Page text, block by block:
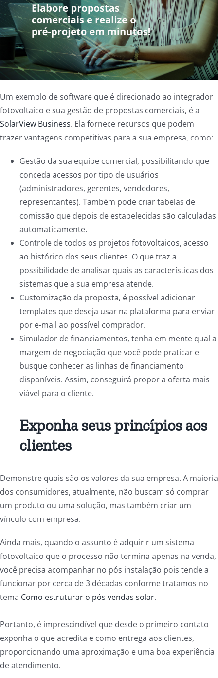
Um exemplo de software que é direcionado ao integrador
fotovoltaico e sua gestão de propostas comerciais, é a
SolarView Business. Ela fornece recursos que podem
trazer vantagens competitivas para a sua empresa, como:
Gestão da sua equipe comercial, possibilitando que
conceda acessos por tipo de usuários
(administradores, gerentes, vendedores,
representantes). Também pode criar tabelas de
comissão que depois de estabelecidas são calculadas
automaticamente.
Controle de todos os projetos fotovoltaicos, acesso
ao histórico dos seus clientes. O que traz a
possibilidade de analisar quais as características dos
sistemas que a sua empresa atende.
Customização da proposta, é possível adicionar
templates que deseja usar na plataforma para enviar
por e-mail ao possível comprador.
Simulador de financiamentos, tenha em mente qual a
margem de negociação que você pode praticar e
busque conhecer as linhas de financiamento
disponíveis. Assim, conseguirá propor a oferta mais
viável para o cliente.
Exponha seus princípios aos
clientes
Demonstre quais são os valores da sua empresa. A maioria
dos consumidores, atualmente, não buscam só comprar
um produto ou uma solução, mas também criar um
vínculo com empresa.
Ainda mais, quando o assunto é adquirir um sistema
fotovoltaico que o processo não termina apenas na venda,
você precisa acompanhar no pós instalação pois tende a
funcionar por cerca de 3 décadas conforme tratamos no
tema Como estruturar o pós vendas solar.
Portanto, é imprescindível que desde o primeiro contato
exponha o que acredita e como entrega aos clientes,
proporcionando uma aproximação e uma boa experiência
de atendimento.